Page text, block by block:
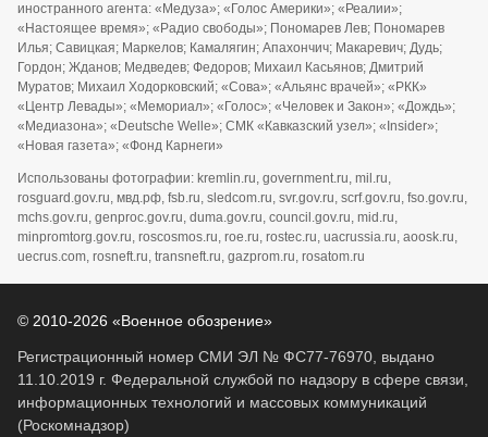
иностранного агента: «Медуза»; «Голос Америки»; «Реалии»;
«Настоящее время»; «Радио свободы»; Пономарев Лев; Пономарев
Илья; Савицкая; Маркелов; Камалягин; Апахончич; Макаревич; Дудь;
Гордон; Жданов; Медведев; Федоров; Михаил Касьянов; Дмитрий
Муратов; Михаил Ходорковский; «Сова»; «Альянс врачей»; «РКК»
«Центр Левады»; «Мемориал»; «Голос»; «Человек и Закон»; «Дождь»;
«Медиазона»; «Deutsche Welle»; СМК «Кавказский узел»; «Insider»;
«Новая газета»; «Фонд Карнеги»
Использованы фотографии: kremlin.ru, government.ru, mil.ru,
rosguard.gov.ru, мвд.рф, fsb.ru, sledcom.ru, svr.gov.ru, scrf.gov.ru, fso.gov.ru,
mchs.gov.ru, genproc.gov.ru, duma.gov.ru, council.gov.ru, mid.ru,
minpromtorg.gov.ru, roscosmos.ru, roe.ru, rostec.ru, uacrussia.ru, aoosk.ru,
uecrus.com, rosneft.ru, transneft.ru, gazprom.ru, rosatom.ru
© 2010-2026 «Военное обозрение»
Регистрационный номер СМИ ЭЛ № ФС77-76970, выдано
11.10.2019 г. Федеральной службой по надзору в сфере связи,
информационных технологий и массовых коммуникаций
(Роскомнадзор)